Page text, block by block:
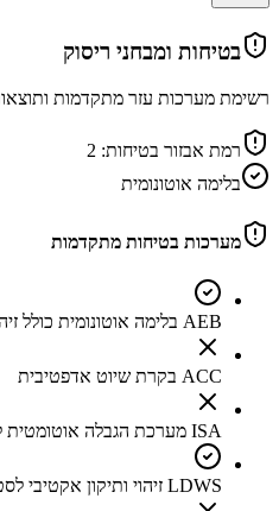
בטיחות ומבחני ריסוק
רשימת מערכות עזר מתקדמות
רמת אבזור בטיחות: 2
בלימה אוטונומית
מערכות בטיחות מתקדמות
AEB בלימה אוטונומית כולל זיהוי הולכי רגל
ACC בקרת שיוט אדפטיבית
ISA מערכת הגבלה אוטומטית למהירות הרכב
LDWS זיהוי ותיקון אקטיבי לסטיה מנתיב